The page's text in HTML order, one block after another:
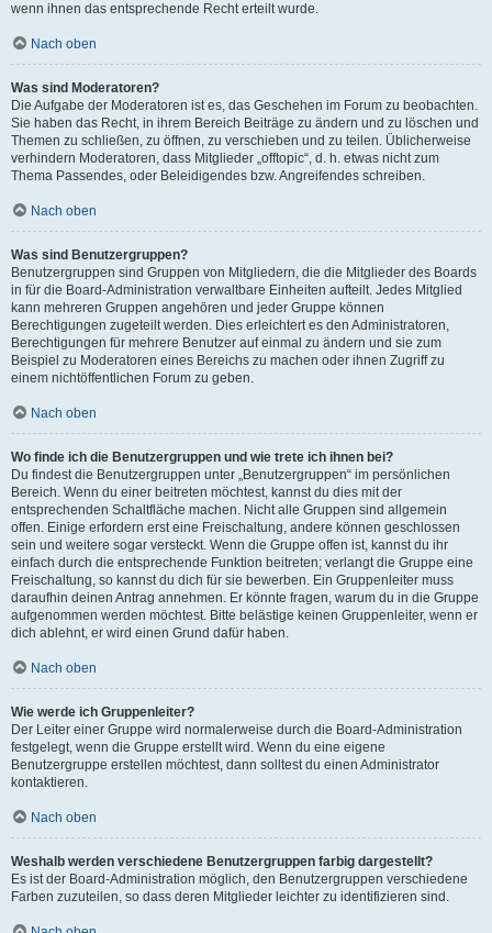
wenn ihnen das entsprechende Recht erteilt wurde.
Nach oben
Was sind Moderatoren?
Die Aufgabe der Moderatoren ist es, das Geschehen im Forum zu beobachten.
Sie haben das Recht, in ihrem Bereich Beiträge zu ändern und zu löschen und
Themen zu schließen, zu öffnen, zu verschieben und zu teilen. Üblicherweise
verhindern Moderatoren, dass Mitglieder „offtopic“, d. h. etwas nicht zum
Thema Passendes, oder Beleidigendes bzw. Angreifendes schreiben.
Nach oben
Was sind Benutzergruppen?
Benutzergruppen sind Gruppen von Mitgliedern, die die Mitglieder des Boards
in für die Board-Administration verwaltbare Einheiten aufteilt. Jedes Mitglied
kann mehreren Gruppen angehören und jeder Gruppe können
Berechtigungen zugeteilt werden. Dies erleichtert es den Administratoren,
Berechtigungen für mehrere Benutzer auf einmal zu ändern und sie zum
Beispiel zu Moderatoren eines Bereichs zu machen oder ihnen Zugriff zu
einem nichtöffentlichen Forum zu geben.
Nach oben
Wo finde ich die Benutzergruppen und wie trete ich ihnen bei?
Du findest die Benutzergruppen unter „Benutzergruppen“ im persönlichen
Bereich. Wenn du einer beitreten möchtest, kannst du dies mit der
entsprechenden Schaltfläche machen. Nicht alle Gruppen sind allgemein
offen. Einige erfordern erst eine Freischaltung, andere können geschlossen
sein und weitere sogar versteckt. Wenn die Gruppe offen ist, kannst du ihr
einfach durch die entsprechende Funktion beitreten; verlangt die Gruppe eine
Freischaltung, so kannst du dich für sie bewerben. Ein Gruppenleiter muss
daraufhin deinen Antrag annehmen. Er könnte fragen, warum du in die Gruppe
aufgenommen werden möchtest. Bitte belästige keinen Gruppenleiter, wenn er
dich ablehnt, er wird einen Grund dafür haben.
Nach oben
Wie werde ich Gruppenleiter?
Der Leiter einer Gruppe wird normalerweise durch die Board-Administration
festgelegt, wenn die Gruppe erstellt wird. Wenn du eine eigene
Benutzergruppe erstellen möchtest, dann solltest du einen Administrator
kontaktieren.
Nach oben
Weshalb werden verschiedene Benutzergruppen farbig dargestellt?
Es ist der Board-Administration möglich, den Benutzergruppen verschiedene
Farben zuzuteilen, so dass deren Mitglieder leichter zu identifizieren sind.